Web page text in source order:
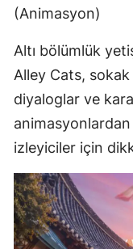
(Animasyon)
Altı bölümlük
Alley Cats, sokak
diyaloglar ve kara
animasyonlardan
izleyiciler için